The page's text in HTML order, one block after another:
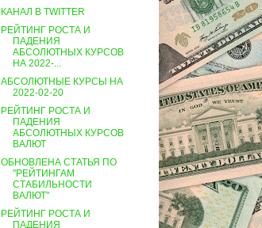
КАНАЛ В TWITTER
РЕЙТИНГ РОСТА И
ПАДЕНИЯ
АБСОЛЮТНЫХ КУРСОВ
НА 2022-...
АБСОЛЮТНЫЕ КУРСЫ НА
2022-02-20
РЕЙТИНГ РОСТА И
ПАДЕНИЯ
АБСОЛЮТНЫХ КУРСОВ
ВАЛЮТ
ОБНОВЛЕНА СТАТЬЯ ПО
"РЕЙТИНГАМ
СТАБИЛЬНОСТИ
ВАЛЮТ"
РЕЙТИНГ РОСТА И
ПАДЕНИЯ